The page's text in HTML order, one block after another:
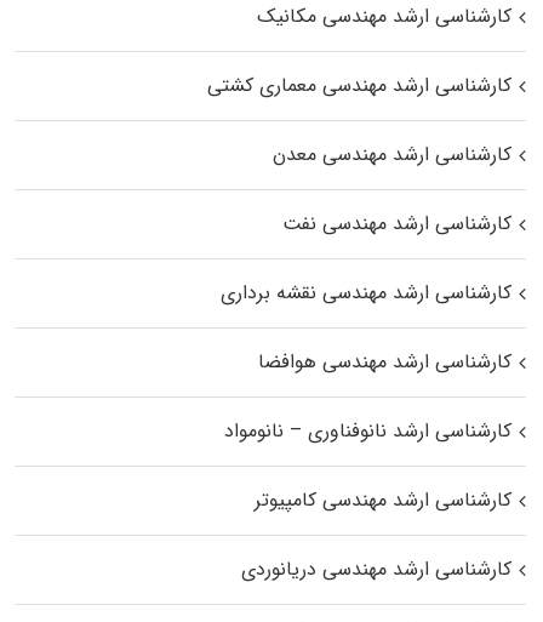
کارشناسی ارشد مهندسی مکانیک
کارشناسی ارشد مهندسی معماری کشتی
کارشناسی ارشد مهندسی معدن
کارشناسی ارشد مهندسی نفت
کارشناسی ارشد مهندسی نقشه برداری
کارشناسی ارشد مهندسی هوافضا
کارشناسی ارشد نانوفناوری – نانومواد
کارشناسی ارشد مهندسی کامپیوتر
کارشناسی ارشد مهندسی دریانوردی